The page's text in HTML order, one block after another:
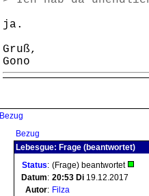
ja.
Gruß,
Gono
Bezug
Bezug
Lebesgue: Frage (beantwortet)
Status: (Frage) beantwortet
Datum: 20:53 Di 19.12.2017
Autor: Filza